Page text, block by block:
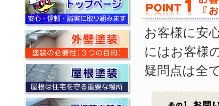
お客様に安
にはお客様
疑問点は全